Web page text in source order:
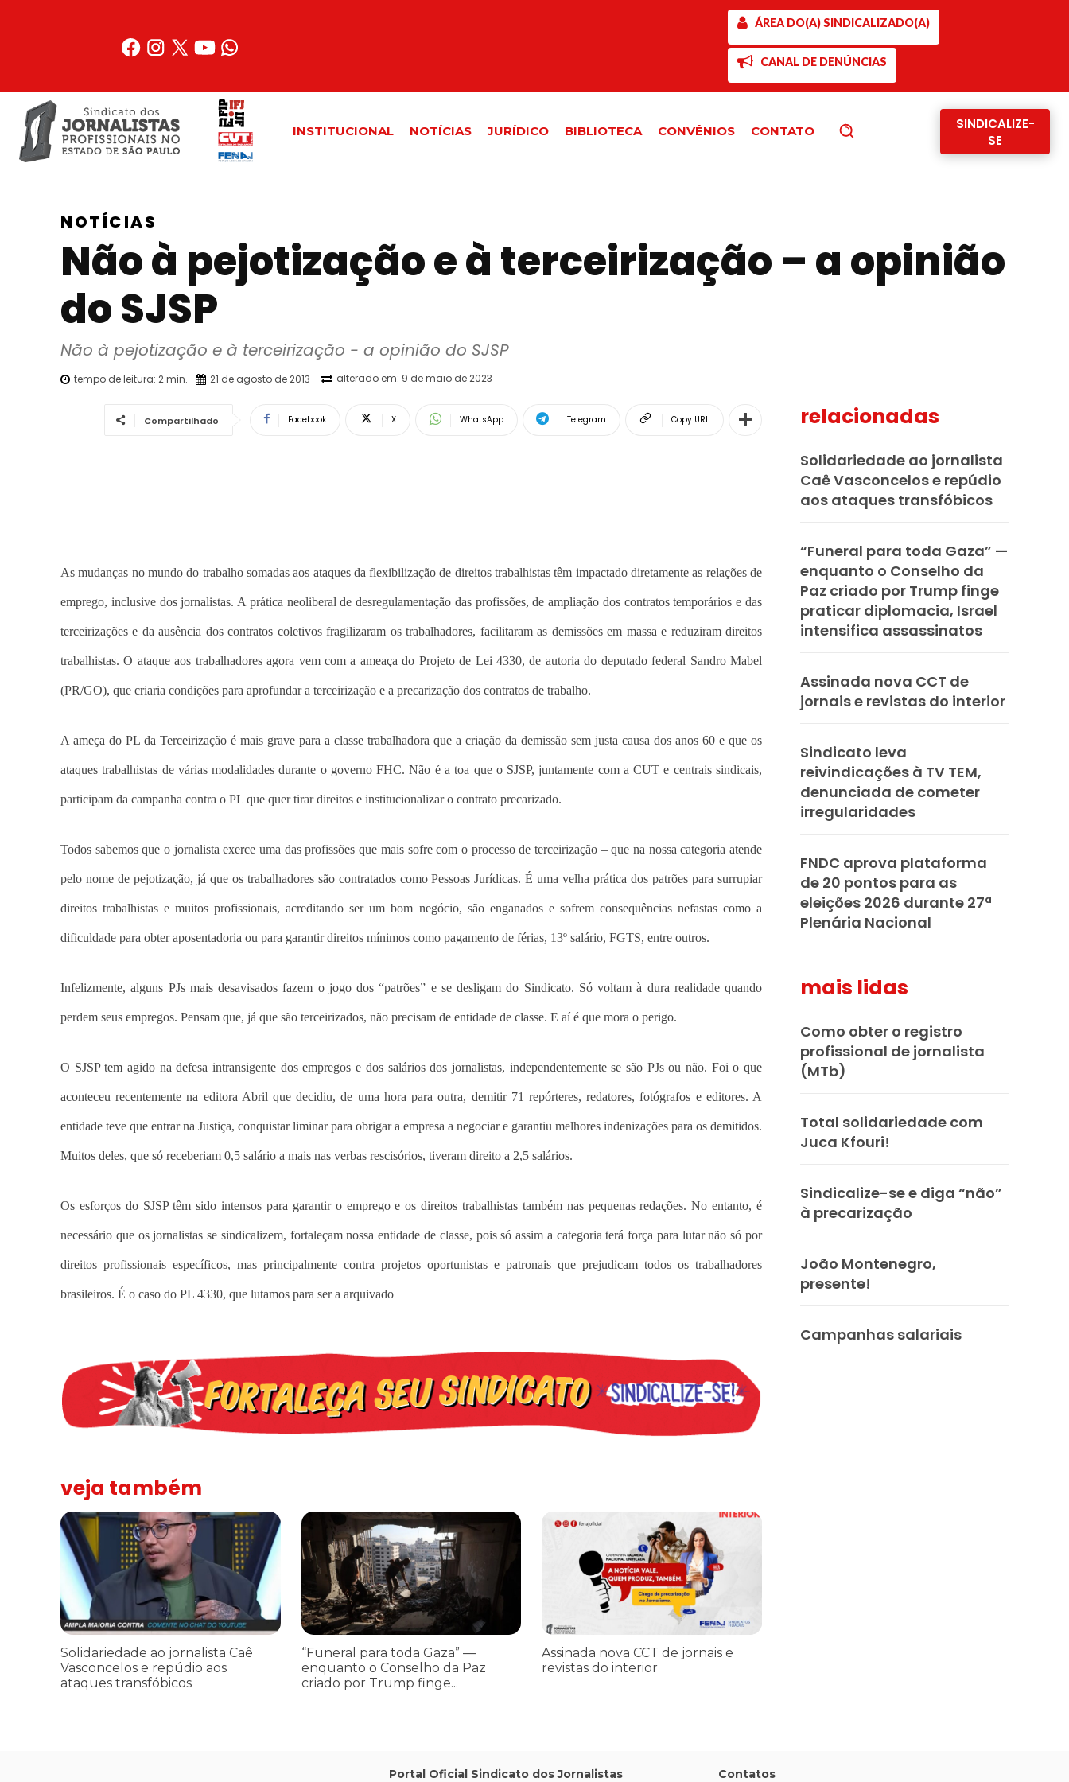
ÁREA DO(A) SINDICALIZADO(A)
CANAL DE DENÚNCIAS
INSTITUCIONAL NOTÍCIAS JURÍDICO BIBLIOTECA CONVÊNIOS CONTATO
SINDICALIZE-
SE
NOTÍCIAS
Não à pejotização e à terceirização – a opinião
do SJSP
Não à pejotização e à terceirização - a opinião do SJSP
tempo de leitura: 2min. 21 de agosto de 2013 alterado em: 9 de maio de 2023
Compartilhado Facebook X WhatsApp Telegram Copy URL
As mudanças no mundo do trabalho somadas aos ataques da flexibilização de direitos trabalhistas têm impactado diretamente as relações de
emprego, inclusive dos jornalistas. A prática neoliberal de desregulamentação das profissões, de ampliação dos contratos temporários e das
terceirizações e da ausência dos contratos coletivos fragilizaram os trabalhadores, facilitaram as demissões em massa e reduziram direitos
trabalhistas. O ataque aos trabalhadores agora vem com a ameaça do Projeto de Lei 4330, de autoria do deputado federal Sandro Mabel
(PR/GO), que criaria condições para aprofundar a terceirização e a precarização dos contratos de trabalho.
A ameça do PL da Terceirização é mais grave para a classe trabalhadora que a criação da demissão sem justa causa dos anos 60 e que os
ataques trabalhistas de várias modalidades durante o governo FHC. Não é a toa que o SJSP, juntamente com a CUT e centrais sindicais,
participam da campanha contra o PL que quer tirar direitos e institucionalizar o contrato precarizado.
Todos sabemos que o jornalista exerce uma das profissões que mais sofre com o processo de terceirização – que na nossa categoria atende
pelo nome de pejotização, já que os trabalhadores são contratados como Pessoas Jurídicas. É uma velha prática dos patrões para surrupiar
direitos trabalhistas e muitos profissionais, acreditando ser um bom negócio, são enganados e sofrem consequências nefastas como a
dificuldade para obter aposentadoria ou para garantir direitos mínimos como pagamento de férias, 13º salário, FGTS, entre outros.
Infelizmente, alguns PJs mais desavisados fazem o jogo dos “patrões” e se desligam do Sindicato. Só voltam à dura realidade quando
perdem seus empregos. Pensam que, já que são terceirizados, não precisam de entidade de classe. E aí é que mora o perigo.
O SJSP tem agido na defesa intransigente dos empregos e dos salários dos jornalistas, independentemente se são PJs ou não. Foi o que
aconteceu recentemente na editora Abril que decidiu, de uma hora para outra, demitir 71 repórteres, redatores, fotógrafos e editores. A
entidade teve que entrar na Justiça, conquistar liminar para obrigar a empresa a negociar e garantiu melhores indenizações para os demitidos.
Muitos deles, que só receberiam 0,5 salário a mais nas verbas rescisórios, tiveram direito a 2,5 salários.
Os esforços do SJSP têm sido intensos para garantir o emprego e os direitos trabalhistas também nas pequenas redações. No entanto, é
necessário que os jornalistas se sindicalizem, fortaleçam nossa entidade de classe, pois só assim a categoria terá força para lutar não só por
direitos profissionais específicos, mas principalmente contra projetos oportunistas e patronais que prejudicam todos os trabalhadores
brasileiros. É o caso do PL 4330, que lutamos para ser a arquivado
veja também
Solidariedade ao jornalista Caê Vasconcelos e repúdio aos ataques transfóbicos
Solidariedade ao jornalista Caê
Vasconcelos e repúdio aos
ataques transfóbicos
“Funeral para toda Gaza” — enquanto o Conselho da Paz criado por Trump finge praticar diplomacia, Israel intensifica assassinatos
“Funeral para toda Gaza” —
enquanto o Conselho da Paz
criado por Trump finge...
Assinada nova CCT de jornais e revistas do interior
Assinada nova CCT de jornais e
revistas do interior
relacionadas
Solidariedade ao jornalista
Caê Vasconcelos e repúdio
aos ataques transfóbicos
“Funeral para toda Gaza” —
enquanto o Conselho da
Paz criado por Trump finge
praticar diplomacia, Israel
intensifica assassinatos
Assinada nova CCT de
jornais e revistas do interior
Sindicato leva
reivindicações à TV TEM,
denunciada de cometer
irregularidades
FNDC aprova plataforma
de 20 pontos para as
eleições 2026 durante 27ª
Plenária Nacional
mais lidas
Como obter o registro
profissional de jornalista
(MTb)
Total solidariedade com
Juca Kfouri!
Sindicalize-se e diga “não”
à precarização
João Montenegro,
presente!
Campanhas salariais
Portal Oficial Sindicato dos Jornalistas
Contatos